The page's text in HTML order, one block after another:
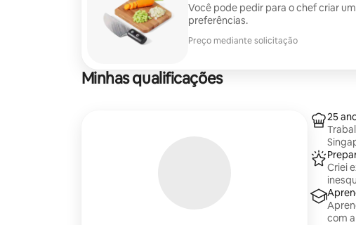
Você pode pedir para o chef criar
preferências.
Preço mediante solicitação
Minhas qualificações
25
Criei
com